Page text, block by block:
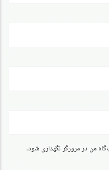
من در مرورگر نگهداری شود.